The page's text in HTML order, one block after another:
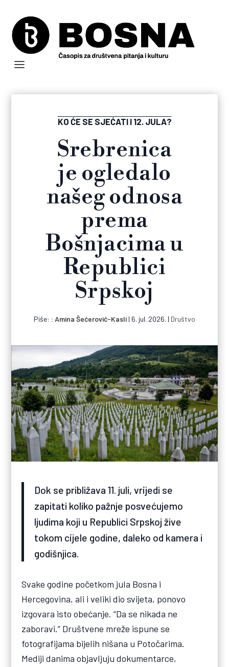
KO ĆE SE SJEĆATI I 12. JULA?
Srebrenica
je ogledalo
našeg odnosa
prema
Bošnjacima u
Republici
Srpskoj
Piše: Amina Šećerović-Kasli | 6. jul. 2026. | Društvo
Dok se približava 11. juli, vrijedi se
zapitati koliko pažnje posvećujemo
ljudima koji u Republici Srpskoj žive
tokom cijele godine, daleko od kamera i
godišnjica.
Svake godine početkom jula Bosna i
Hercegovina, ali i veliki dio svijeta, ponovo
izgovara isto obećanje. “Da se nikada ne
zaboravi.” Društvene mreže ispune se
fotografijama bijelih nišana u Potočarima.
Mediji danima objavljuju dokumentarce,